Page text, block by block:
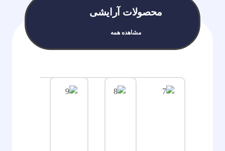
محصولات آرایشی
مشاهده همه